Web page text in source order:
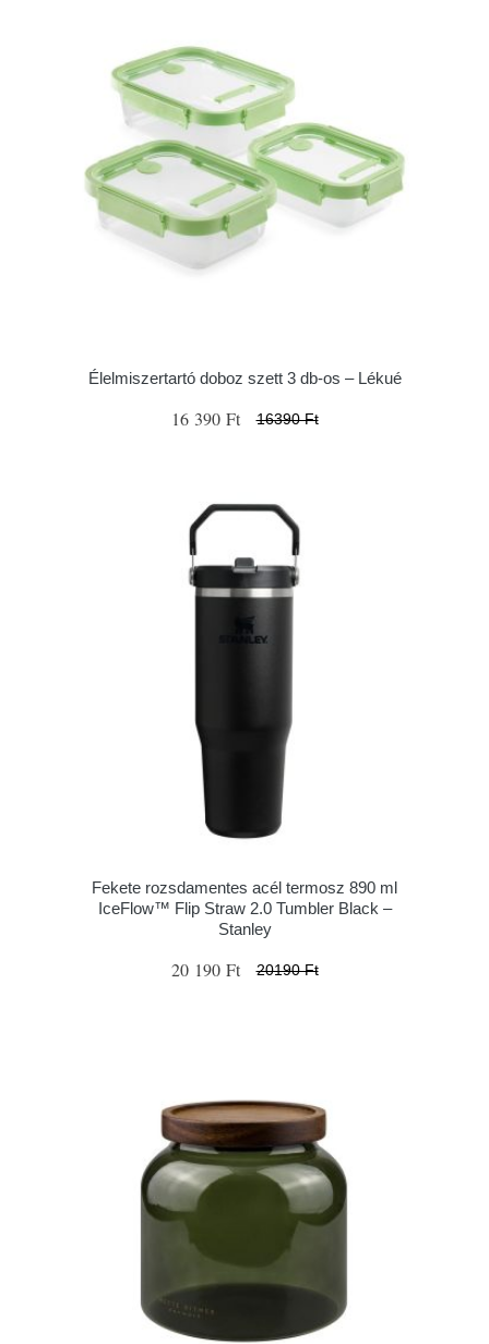
Élelmiszertartó doboz szett 3 db-os – Lékué
16 390 Ft 16390 Ft
Fekete rozsdamentes acél termosz 890 ml
IceFlow™ Flip Straw 2.0 Tumbler Black –
Stanley
20 190 Ft 20190 Ft